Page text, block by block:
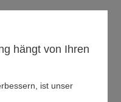
hängt von Ihren
ist unser